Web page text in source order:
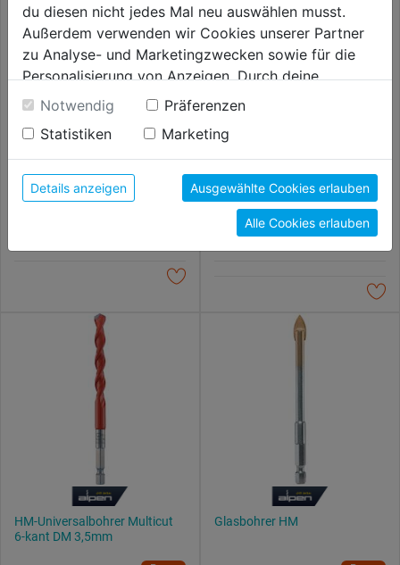
Dübel-, Bit- u. Bohrerset 300tlg. HM-Universalbohrer Multicut
12,99€
HM-Universalbohrer Multicut
6-kant DM 3,5mm
Glasbohrer HM
du diesen nicht jedes Mal neu auswählen musst.
Außerdem verwenden wir Cookies unserer Partner
zu Analyse- und Marketingzwecken sowie für die
Personalisierung von Anzeigen. Durch deine
Einwilligung werden die Daten von Drittanbieter,
unter anderem auch in den USA, verarbeitet.
Durch Klick auf "Alle Cookies erlauben" stimmst du
der Verwendung aller Cookies zu. Unter "Details
anzeigen" findest du alle Infos zu den
unterschiedlichen Cookies, unter "Cookies
Konfigurieren" kannst du auswählen, welche Cookies
du zulassen möchtest und welche nicht.
Weitere Informationen findest du in unserer
Notwendig
Präferenzen
Statistiken
Marketing
Details anzeigen Ausgewählte Cookies erlauben
Alle Cookies erlauben